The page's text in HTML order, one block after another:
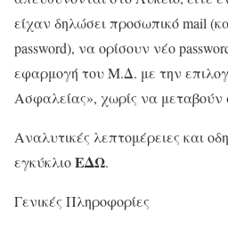
είχαν δηλώσει προσωπικό mail
password), να ορίσουν νέο
εφαρμογή του Μ.Δ. με την
Ασφαλείας», χωρίς να μεταβούν
Αναλυτικές λεπτομέρειες και
εγκύκλιοΕΔΩ.
Γενικές Πληροφορίες